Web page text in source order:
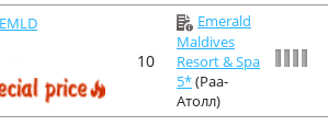
10
Emerald
Maldives
Resort & Spa
5*(Раа-
Атолл)